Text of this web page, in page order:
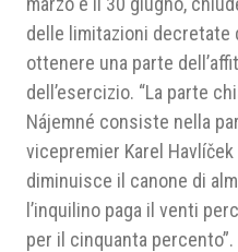
delle limitazioni decretate
ottenere una parte
dell’esercizio. “La parte
Nájemné consiste nella
vicepremier Karel
diminuisce il canone di
l’inquilino paga il venti
per il cinquanta